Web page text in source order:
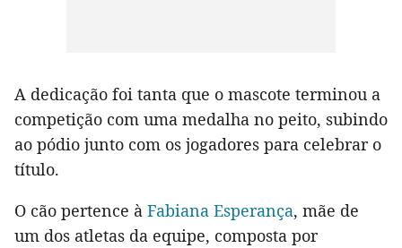
A dedicação foi tanta que o mascote terminou a
competição com uma medalha no peito, subindo
ao pódio junto com os jogadores para celebrar o
título.
O cão pertence à Fabiana Esperança, mãe de
um dos atletas da equipe, composta por